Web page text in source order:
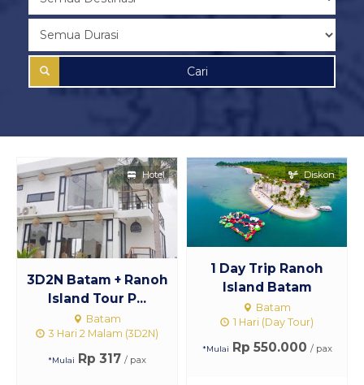
Cari
3D2N Batam + Ranoh
Island Tour P...
Batam
3 Hari 2 Malam (3D2N)
*Mulai Rp 317 / pax
Hotel
1 Day Trip Ranoh
Island Batam
Batam
1 Hari (Day Tour)
*Mulai Rp 550.000 / pax
Diskon